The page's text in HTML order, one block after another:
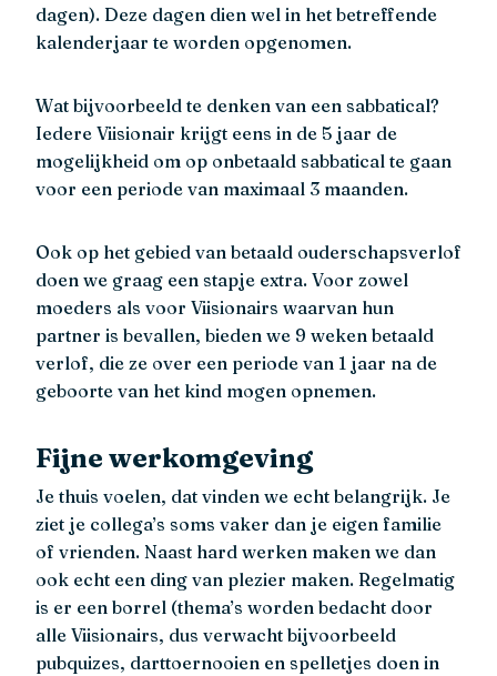
dagen). Deze dagen dien wel in het betreffende
kalenderjaar te worden opgenomen.
Wat bijvoorbeeld te denken van een sabbatical?
Iedere Viisionair krijgt eens in de 5 jaar de
mogelijkheid om op onbetaald sabbatical te gaan
voor een periode van maximaal 3 maanden.
Ook op het gebied van betaald ouderschapsverlof
doen we graag een stapje extra. Voor zowel
moeders als voor Viisionairs waarvan hun
partner is bevallen, bieden we 9 weken betaald
verlof, die ze over een periode van 1 jaar na de
geboorte van het kind mogen opnemen.
Fijne werkomgeving
Je thuis voelen, dat vinden we echt belangrijk. Je
ziet je collega’s soms vaker dan je eigen familie
of vrienden. Naast hard werken maken we dan
ook echt een ding van plezier maken. Regelmatig
is er een borrel (thema’s worden bedacht door
alle Viisionairs, dus verwacht bijvoorbeeld
pubquizes, darttoernooien en spelletjes doen in